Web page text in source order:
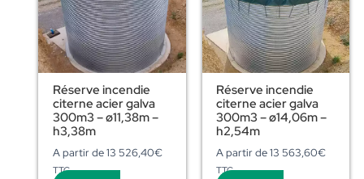
Réserve incendie
citerne acier galva
300m3 – ø11,38m –
h3,38m
A partir de13 526,40€
TTC
Réserve incendie
citerne acier galva
300m3 – ø14,06m –
h2,54m
A partir de13 563,60€
TTC